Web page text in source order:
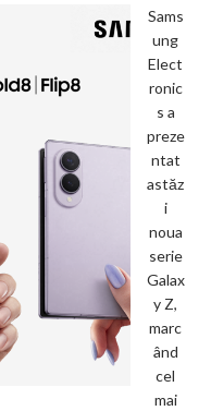
Sams
ung
Elect
ronic
s a
preze
ntat
astăz
i
noua
serie
Galax
y Z,
marc
ând
cel
mai